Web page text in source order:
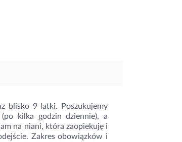
blisko 9 latki. Poszukujemy
kilka godzin dziennie), a
na niani, która zaopiekuję i
Zakres obowiązków i